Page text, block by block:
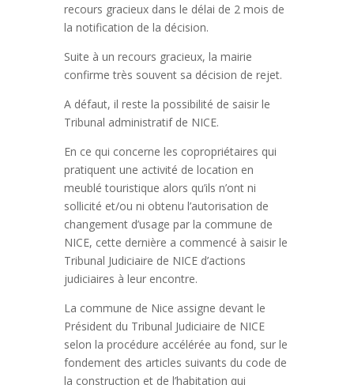
recours gracieux dans le délai de 2 mois de
la notification de la décision.
Suite à un recours gracieux, la mairie
confirme très souvent sa décision de rejet.
A défaut, il reste la possibilité de saisir le
Tribunal administratif de NICE.
En ce qui concerne les copropriétaires qui
pratiquent une activité de location en
meublé touristique alors qu’ils n’ont ni
sollicité et/ou ni obtenu l’autorisation de
changement d’usage par la commune de
NICE, cette dernière a commencé à saisir le
Tribunal Judiciaire de NICE d’actions
judiciaires à leur encontre.
La commune de Nice assigne devant le
Président du Tribunal Judiciaire de NICE
selon la procédure accélérée au fond, sur le
fondement des articles suivants du code de
la construction et de l’habitation qui